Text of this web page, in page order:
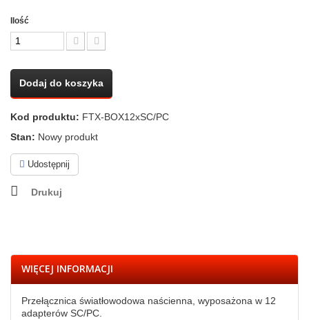
Ilość
Dodaj do koszyka
Kod produktu: FTX-BOX12xSC/PC
Stan: Nowy produkt
Udostępnij
Drukuj
WIĘCEJ INFORMACJI
Przełącznica światłowodowa naścienna, wyposażona w 12
adapterów SC/PC.